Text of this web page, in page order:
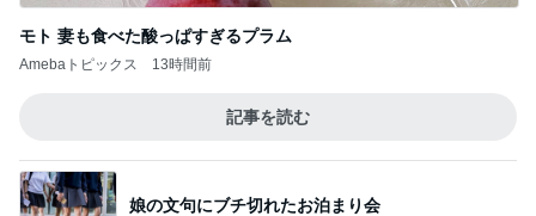
モト 妻も食べた酸っぱすぎるプラム
Amebaトピックス 13時間前
記事を読む
娘の文句にブチ切れたお泊まり会